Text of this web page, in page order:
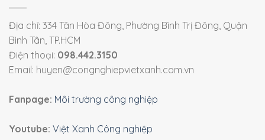
Địa chỉ: 334 Tân Hòa Đông, Phường Bình Trị Đông, Quận
Bình Tân, TP.HCM
Điện thoại: 098.442.3150
Email: huyen@congnghiepvietxanh.com.vn
Fanpage: Môi trường công nghiệp
Youtube: Việt Xanh Công nghiệp